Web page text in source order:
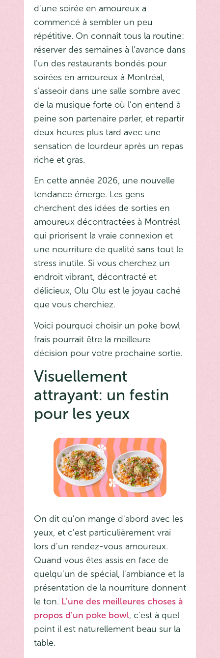
d'une soirée en amoureux a
commencé à sembler un peu
répétitive. On connaît tous la routine:
réserver des semaines à l'avance dans
l'un des restaurants bondés pour
soirées en amoureux à Montréal,
s'asseoir dans une salle sombre avec
de la musique forte où l'on entend à
peine son partenaire parler, et repartir
deux heures plus tard avec une
sensation de lourdeur après un repas
riche et gras.
En cette année 2026, une nouvelle
tendance émerge. Les gens
cherchent des idées de sorties en
amoureux décontractées à Montréal
qui priorisent la vraie connexion et
une nourriture de qualité sans tout le
stress inutile. Si vous cherchez un
endroit vibrant, décontracté et
délicieux, Olu Olu est le joyau caché
que vous cherchiez.
Voici pourquoi choisir un poke bowl
frais pourrait être la meilleure
décision pour votre prochaine sortie.
Visuellement
attrayant: un festin
pour les yeux
On dit qu'on mange d'abord avec les
yeux, et c'est particulièrement vrai
lors d'un rendez-vous amoureux.
Quand vous êtes assis en face de
quelqu'un de spécial, l'ambiance et la
présentation de la nourriture donnent
le ton. L'une des meilleures choses à
propos d'un poke bowl, c'est à quel
point il est naturellement beau sur la
table.